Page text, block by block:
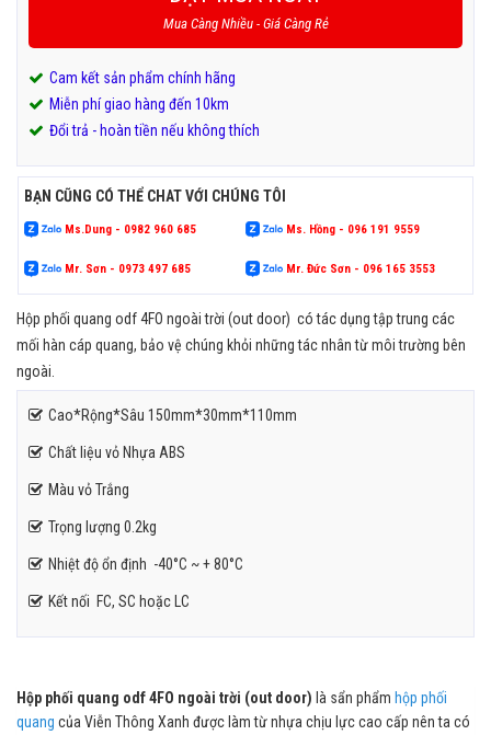
Mua Càng Nhiều - Giá Càng Rẻ
Cam kết sản phẩm chính hãng
Miễn phí giao hàng đến 10km
Đổi trả - hoàn tiền nếu không thích
BẠN CŨNG CÓ THỂ CHAT VỚI CHÚNG TÔI
Ms.Dung - 0982 960 685 Ms. Hồng - 096 191 9559
Mr. Sơn - 0973 497 685 Mr. Đức Sơn - 096 165 3553
Hộp phối quang odf 4FO ngoài trời (out door) có tác dụng tập trung các
mối hàn cáp quang, bảo vệ chúng khỏi những tác nhân từ môi trường bên
ngoài.
Cao*Rộng*Sâu 150mm*30mm*110mm
Chất liệu vỏ Nhựa ABS
Màu vỏ Trắng
Trọng lượng 0.2kg
Nhiệt độ ổn định -40°C ~ + 80°C
Kết nối FC, SC hoặc LC
Hộp phối quang odf 4FO ngoài trời (out door) là sẩn phẩm hộp phối
quang của Viễn Thông Xanh được làm từ nhựa chịu lực cao cấp nên ta có